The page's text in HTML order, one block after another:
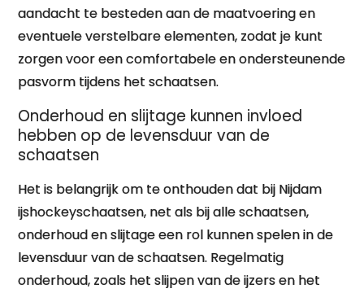
aandacht te besteden aan de maatvoering en
eventuele verstelbare elementen, zodat je kunt
zorgen voor een comfortabele en ondersteunende
pasvorm tijdens het schaatsen.
Onderhoud en slijtage kunnen invloed
hebben op de levensduur van de
schaatsen
Het is belangrijk om te onthouden dat bij Nijdam
ijshockeyschaatsen, net als bij alle schaatsen,
onderhoud en slijtage een rol kunnen spelen in de
levensduur van de schaatsen. Regelmatig
onderhoud, zoals het slijpen van de ijzers en het